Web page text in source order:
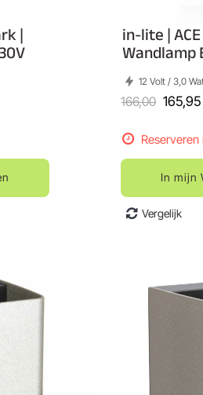
|
in-lite |
Wandlamp
12 Volt / 3,0
166,00 165,95
Reserveren
In mijn
Vergelijk